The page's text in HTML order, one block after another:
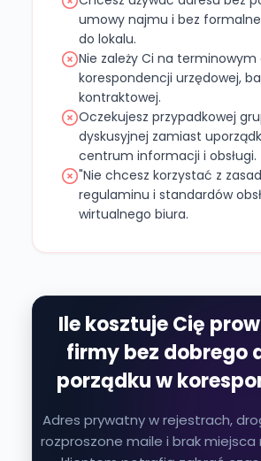
umowy najmu i bez
do lokalu.
Nie zależy Ci na terminowym
korespondencji urzędowej,
kontraktowej.
Oczekujesz przypadkowej
dyskusyjnej zamiast
centrum informacji i obsługi.
"Nie chcesz korzystać z
regulaminu i standardów
wirtualnego biura.
Ile kosztuje Cię
firmy bez dobrego
porządku w
Adres prywatny w rejestrach,
rozproszone maile i brak miejsca